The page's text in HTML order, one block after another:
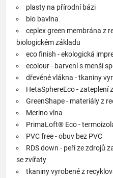
plasty na přírodní bázi
bio bavlna
ceplex green membrána z
biologickém základu
eco finish - ekologická
ecolour - barvení s menší
dřevěné vlákna - tkaniny
HetaSphereEco - zateplení
GreenShape - materiály z
Merino vlna
PrimaLoft® Eco -
PVC free - obuv bez PVC
RDS down - peří ze zdrojů
se zvířaty
tkaniny vyrobené z